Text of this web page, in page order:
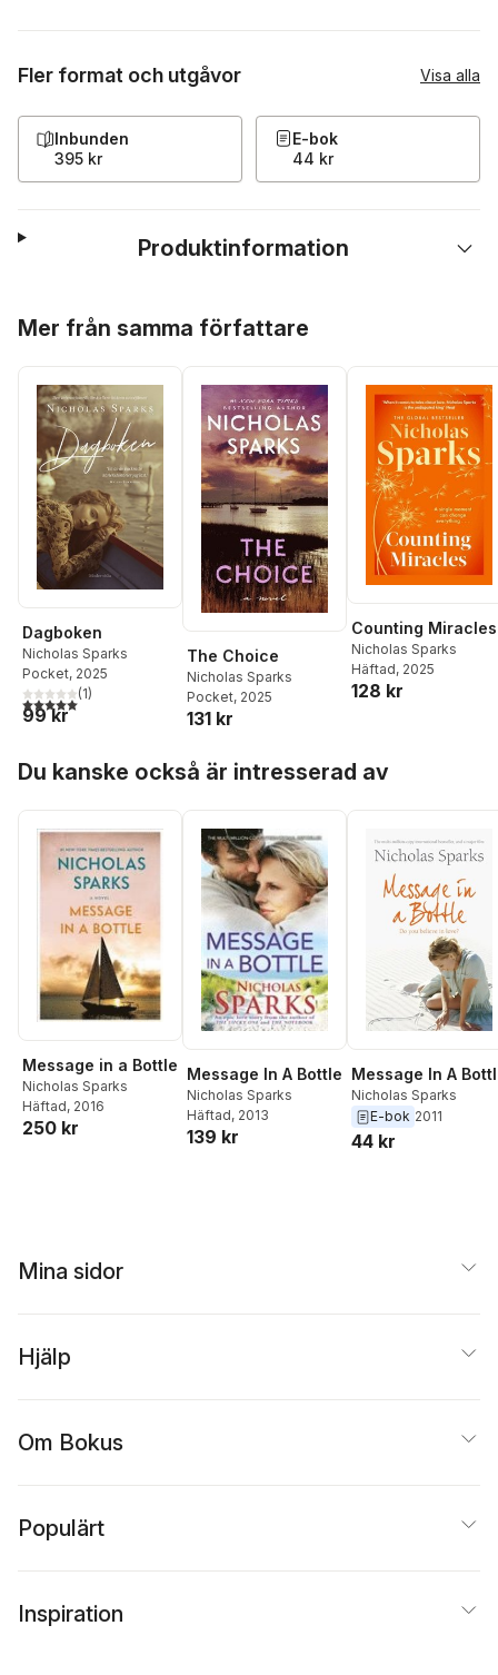
Fler format och utgåvor Visa alla
Inbunden
395 kr
E-bok
44 kr
Produktinformation
Mer från samma författare
Dagboken
Nicholas Sparks
Pocket, 2025
5,0utav 5 stjärnor. Totalt antal röster:
(1)
99 kr
The Choice
Nicholas Sparks
Pocket, 2025
131 kr
Counting Miracles
Nicholas Sparks
Häftad, 2025
128 kr
Du kanske också är intresserad av
Message in a Bottle
Nicholas Sparks
Häftad, 2016
250 kr
Message In A Bottle
Nicholas Sparks
Häftad, 2013
139 kr
Message In A
Nicholas Sparks
E-bok 2011
44 kr
Mina sidor
Hjälp
Om Bokus
Populärt
Inspiration